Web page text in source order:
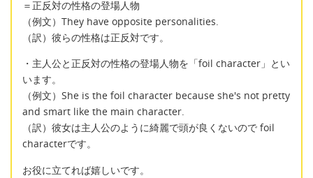
＝正反対の性格の登場人物
（例文）They have opposite personalities.
（訳）彼らの性格は正反対です。
・主人公と正反対の性格の登場人物を「foil character」とい
います。
（例文）She is the foil character because she's not pretty
and smart like the main character.
（訳）彼女は主人公のように綺麗で頭が良くないので foil
characterです。
お役に立てれば嬉しいです。